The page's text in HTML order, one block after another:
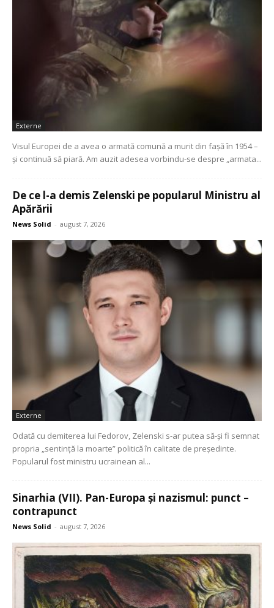
Externe
Visul Europei de a avea o armată comună a murit din fașă în 1954 –
și continuă să piară. Am auzit adesea vorbindu-se despre „armata...
De ce l-a demis Zelenski pe popularul Ministru al
Apărării
News Solid - august 7, 2026
Externe
Odată cu demiterea lui Fedorov, Zelenski s-ar putea să-și fi semnat
propria „sentință la moarte” politică în calitate de președinte.
Popularul fost ministru ucrainean al...
Sinarhia (VII). Pan-Europa și nazismul: punct –
contrapunct
News Solid - august 7, 2026